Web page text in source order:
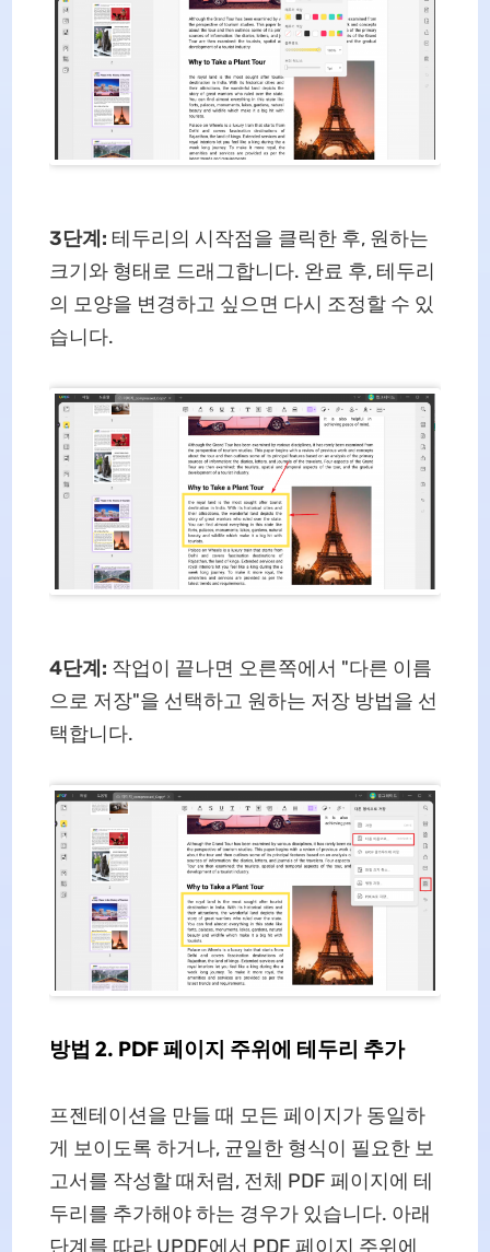
3단계: 테두리의 시작점을 클릭한 후, 원하는
크기와 형태로 드래그합니다. 완료 후, 테두리
의 모양을 변경하고 싶으면 다시 조정할 수 있
습니다.
4단계: 작업이 끝나면 오른쪽에서 "다른 이름
으로 저장"을 선택하고 원하는 저장 방법을 선
택합니다.
방법 2. PDF 페이지 주위에 테두리 추가
프젠테이션을 만들 때 모든 페이지가 동일하
게 보이도록 하거나, 균일한 형식이 필요한 보
고서를 작성할 때처럼, 전체 PDF 페이지에 테
두리를 추가해야 하는 경우가 있습니다. 아래
단계를 따라 UPDF에서 PDF 페이지 주위에